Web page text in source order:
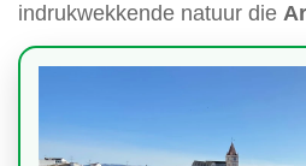
indrukwekkende natuur die